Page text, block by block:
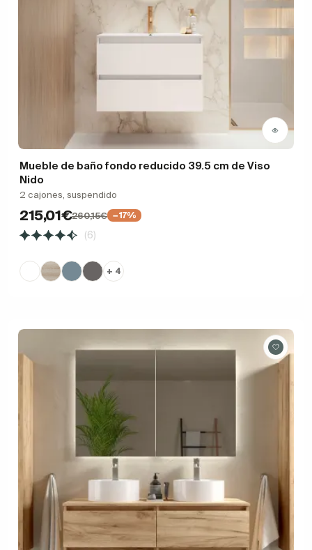
Mueble de baño fondo reducido 39.5 cm de Viso
Nido
2 cajones, suspendido
215,01€260,15€ −17%
(6)
+ 4